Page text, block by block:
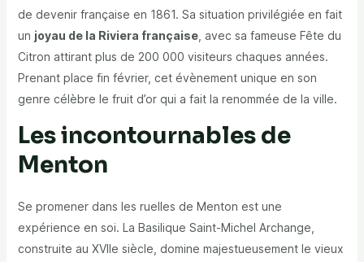
de devenir française en 1861. Sa situation privilégiée en fait
un joyau de la Riviera française, avec sa fameuse Fête du
Citron attirant plus de 200 000 visiteurs chaques années.
Prenant place fin février, cet évènement unique en son
genre célèbre le fruit d’or qui a fait la renommée de la ville.
Les incontournables de
Menton
Se promener dans les ruelles de Menton est une
expérience en soi. La Basilique Saint-Michel Archange,
construite au XVIIe siècle, domine majestueusement le vieux